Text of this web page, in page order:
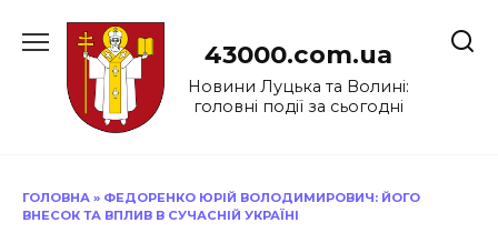
до
43000.com.ua
Новини Луцька та Волині:
головні події за сьогодні
ГОЛОВНА » ФЕДОРЕНКО ЮРІЙ ВОЛОДИМИРОВИЧ: ЙОГО
ВНЕСОК ТА ВПЛИВ В СУЧАСНІЙ УКРАЇНІ